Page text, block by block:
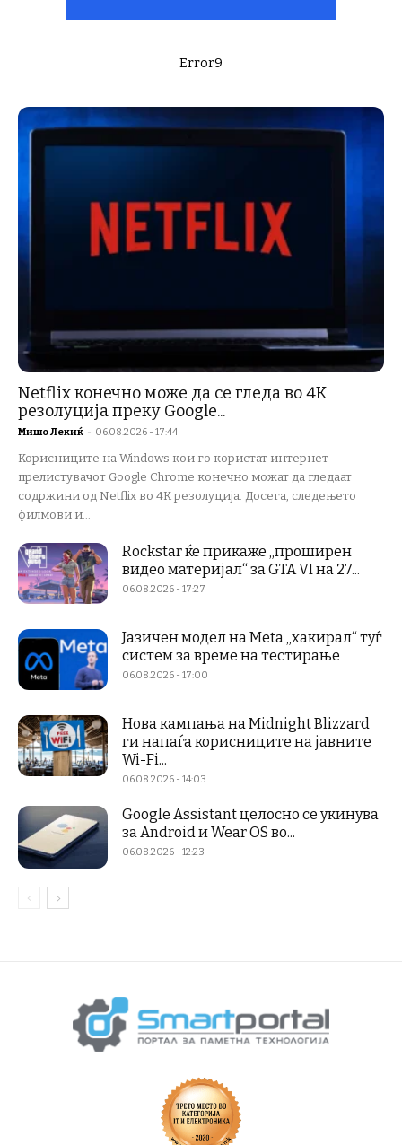
Error9
Netflix конечно може да се гледа во 4K
резолуција преку Google...
Мишо Лекиќ - 06.08.2026 - 17:44
Корисниците на Windows кои го користат интернет
прелистувачот Google Chrome конечно можат да гледаат
содржини од Netflix во 4K резолуција. Досега, следењето
филмови и...
Rockstar ќе прикаже „проширен
видео материјал“ за GTA VI на 27...
06.08.2026 - 17:27
Јазичен модел на Meta „хакирал“ туѓ
систем за време на тестирање
06.08.2026 - 17:00
Нова кампања на Midnight Blizzard
ги напаѓа корисниците на јавните
Wi-Fi...
06.08.2026 - 14:03
Google Assistant целосно се укинува
за Android и Wear OS во...
06.08.2026 - 12:23